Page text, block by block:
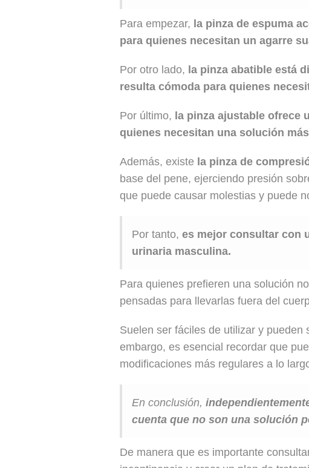
Para empezar, la pinza de espuma
para quienes necesitan un agarre
Por otro lado, la pinza abatible está
resulta cómoda para quienes
Por último, la pinza ajustable ofrece
quienes necesitan una solución
Además, existe la pinza de
base del pene, ejerciendo presión
que puede causar molestias y puede
Por tanto, es mejor consultar con
urinaria masculina.
Para quienes prefieren una solución
pensadas para llevarlas fuera del
Suelen ser fáciles de utilizar y
embargo, es esencial recordar que
modificaciones más regulares a lo
En conclusión,
cuenta que no son una solución
De manera que es importante